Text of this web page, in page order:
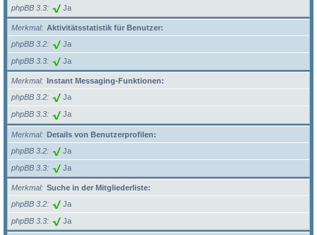
phpBB 3.3 Ja
Merkmal
Aktivitätsstatistik für Benutzer:
phpBB 3.2
Ja
phpBB 3.3 Ja
Merkmal
Instant Messaging-Funktionen:
phpBB 3.2
Ja
phpBB 3.3 Ja
Merkmal
Details von Benutzerprofilen:
phpBB 3.2
Ja
phpBB 3.3 Ja
Merkmal
Suche in der Mitgliederliste:
phpBB 3.2
Ja
phpBB 3.3 Ja